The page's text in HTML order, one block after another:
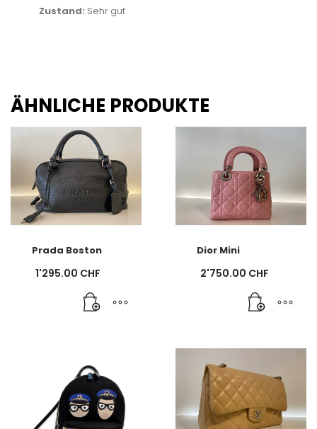
Zustand: Sehr gut
ÄHNLICHE PRODUKTE
Prada Boston
1'295.00 CHF
Dior Mini
2'750.00 CHF